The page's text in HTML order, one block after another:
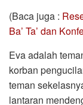
(Baca juga :
Ba’ Ta’ dan
Eva adalah
korban
teman
lantaran